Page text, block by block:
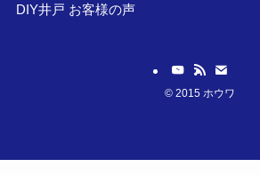
DIY井戸 お客様の声
©2015 ホウワ